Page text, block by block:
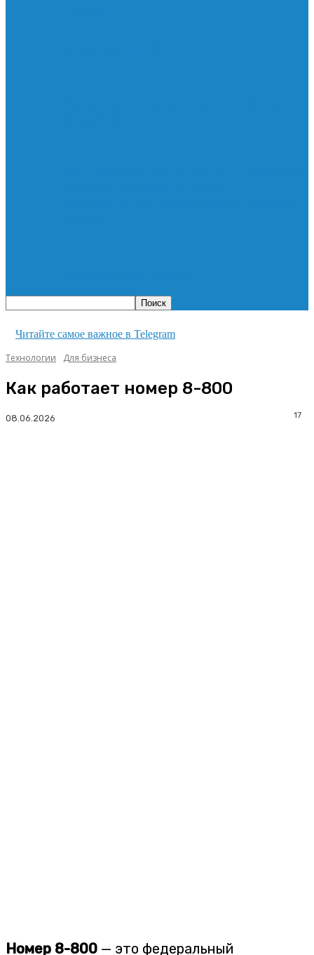
Читайте самое важное в Telegram
Технологии
Для бизнеса
Как работает номер 8-800
17
Номер 8-800 — это федеральный